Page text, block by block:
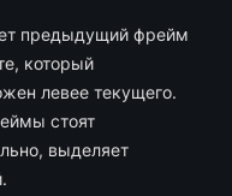
предыдущий фрейм
который
левее текущего.
стоят
выделяет